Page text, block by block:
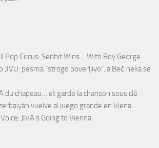
Pop Circus: Senhit Wins… With Boy George
pesma “strogo poverljivo”, a Beč neka se
du chapeau… et garde la chanson sous clé
vuelve al juego grande en Viena
JIVA’s Going to Vienna